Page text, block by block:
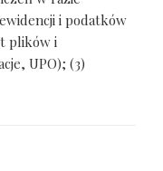
i podatków
plików i
UPO); (3)